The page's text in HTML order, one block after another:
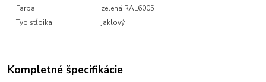
Farba:
zelená RAL6005
Typ stĺpika:
jaklový
Kompletné špecifikácie